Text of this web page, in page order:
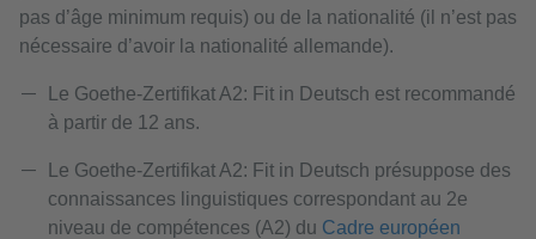
pas d’âge minimum requis) ou de la nationalité (il n’est pas
nécessaire d’avoir la nationalité allemande).
Le Goethe-Zertifikat A2: Fit in Deutsch est recommandé
à partir de 12 ans.
Le Goethe-Zertifikat A2: Fit in Deutsch présuppose des
connaissances linguistiques correspondant au 2e
niveau de compétences (A2) du Cadre européen